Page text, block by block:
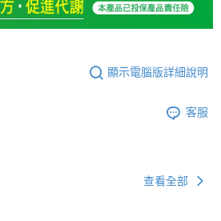
顯示電腦版詳細說明
客服
查看全部